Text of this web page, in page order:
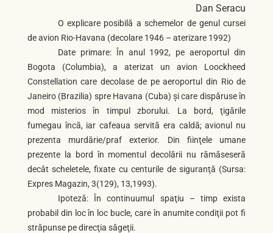
Dan Seracu
O explicare posibilă a schemelor de genul cursei
de avion Rio-Havana (decolare 1946 – aterizare 1992)
Date primare: În anul 1992, pe aeropor­tul din
Bogota (Columbia), a aterizat un avion Loockheed
Constellation care deco­lase de pe aeroportul din Rio de
Janeiro (Brazilia) spre Havana (Cuba) şi care dispă­ruse în
mod misterios în timpul zborului. La bord, ţigările
fumegau încă, iar cafeaua servită era caldă; avionul nu
prezenta murdărie/praf exterior. Din fiinţele umane
prezente la bord în momentul decolării nu rămăseseră
decât scheletele, fixate cu centu­rile de siguranţă (Sursa:
Expres Magazin, 3(129), 13,1993).
Ipoteză: În continuumul spaţiu – timp exista
probabil din loc în loc bucle, care în anumite condiţii pot fi
străpunse pe direcţia săgeţii.